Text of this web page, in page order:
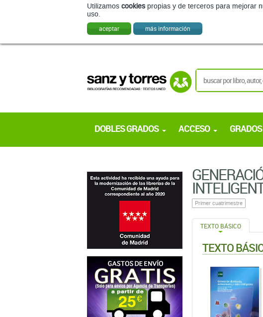
Utilizamos cookies propias y de terceros para mejorar
uso.
aceptar más información
DOBLES GRADOS ACCESO GRADOS
Primer cuatrimestre
TEXTO BÁSICO
TEXTO